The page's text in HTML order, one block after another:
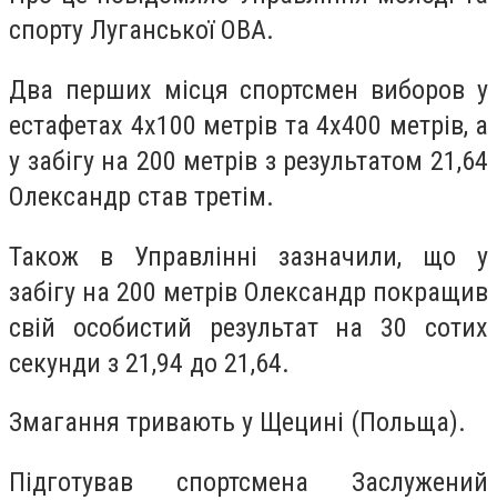
спорту Луганської ОВА.
Два перших місця спортсмен виборов у
естафетах 4х100 метрів та 4х400 метрів, а
у забігу на 200 метрів з результатом 21,64
Олександр став третім.
Також в Управлінні зазначили, що у
забігу на 200 метрів Олександр покращив
свій особистий результат на 30 сотих
секунди з 21,94 до 21,64.
Змагання тривають у Щецині (Польща).
Підготував спортсмена Заслужений